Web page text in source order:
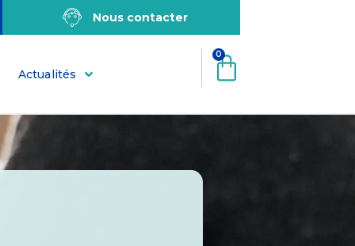
Nous contacter
Actualités
0